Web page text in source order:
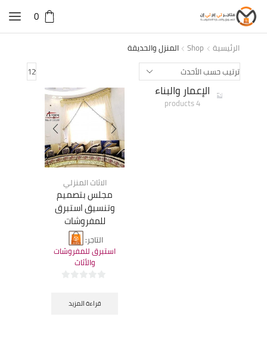
0
الرئيسية Shop المنزل والحديقة
Products
per
الإعمار والبناء
4 products
الاثاث المنزلي
مجلس بتصميم
وتنسيق استبرق
للمفروشات
التاجر:
استبرق للمفروشات
والأثاث
قراءة المزيد